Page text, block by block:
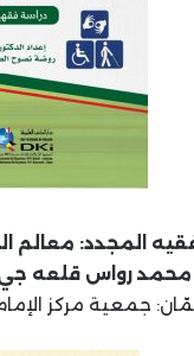
المجدد:
رواس قلعه جي
مركز الإمام الألباني